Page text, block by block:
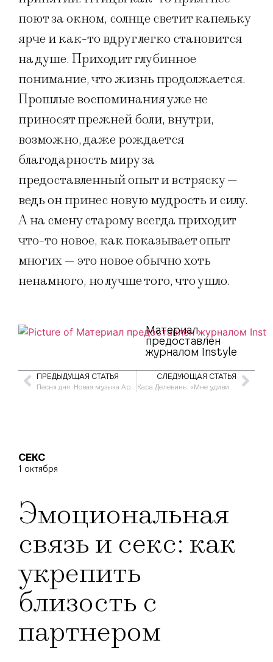
поют за окном, солнце светит капельку
ярче и как-то вдруг легко становится
на душе. Приходит глубинное
понимание, что жизнь продолжается.
Прошлые воспоминания уже не
приносят прежней боли, внутри,
возможно, даже рождается
благодарность миру за
предоставленный опыт и встряску —
ведь он принес новую мудрость и силу.
А на смену старому всегда приходит
что-то новое, как показывает опыт
многих — это новое обычно хоть
ненамного, но лучше того, что ушло.
Материал
предоставлен
журналом Instyle
ПРЕДЫДУЩАЯ СТАТЬЯ СЛЕДУЮЩАЯ СТАТЬЯ
СЕКС
1 октября
Эмоциональная
связь и секс: как
укрепить
близость с
партнером